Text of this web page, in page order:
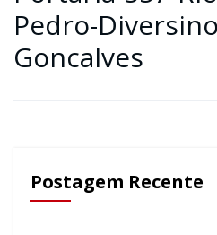
Pedro-
Goncalves
Postagem Recente